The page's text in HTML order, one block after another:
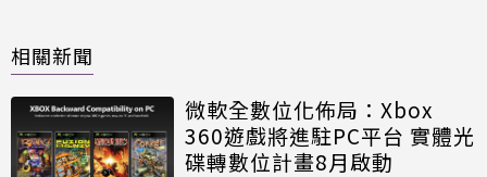
相關新聞
微軟全數位化佈局：Xbox
360遊戲將進駐PC平台 實體光
碟轉數位計畫8月啟動